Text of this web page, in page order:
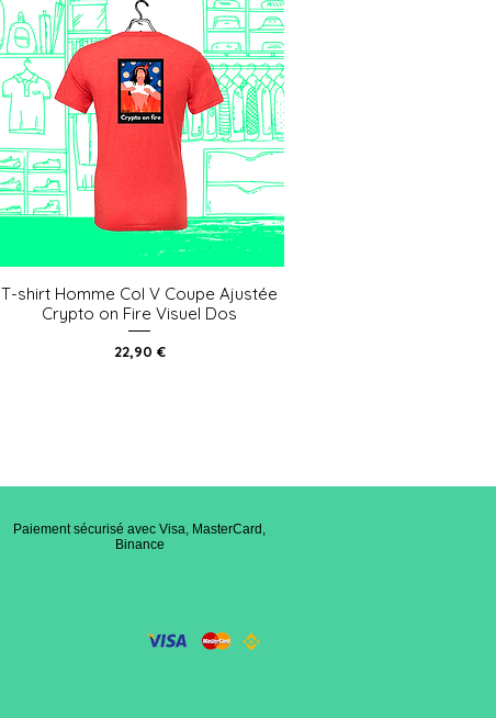
Aperçu rapide
T-shirt Homme Col V Coupe Ajustée
Crypto on Fire Visuel Dos
Prix
22,90 €
Paiement sécurisé avec Visa, MasterCard,
Binance